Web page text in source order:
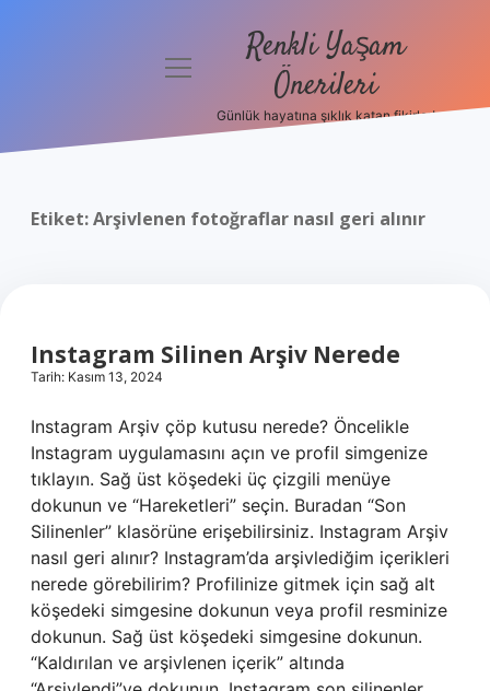
Politikası
menüyü
Renkli Yaşam
Önerileri
Günlük hayatına şıklık katan fikirler!
Etiket:Arşivlenen fotoğraflar nasıl geri alınır
Instagram Silinen Arşiv Nerede
Tarih: Kasım 13, 2024
Instagram Arşiv çöp kutusu nerede? Öncelikle
Instagram uygulamasını açın ve profil simgenize
tıklayın. Sağ üst köşedeki üç çizgili menüye
dokunun ve “Hareketleri” seçin. Buradan “Son
Silinenler” klasörüne erişebilirsiniz. Instagram Arşiv
nasıl geri alınır? Instagram’da arşivlediğim içerikleri
nerede görebilirim? Profilinize gitmek için sağ alt
köşedeki simgesine dokunun veya profil resminize
dokunun. Sağ üst köşedeki simgesine dokunun.
“Kaldırılan ve arşivlenen içerik” altında